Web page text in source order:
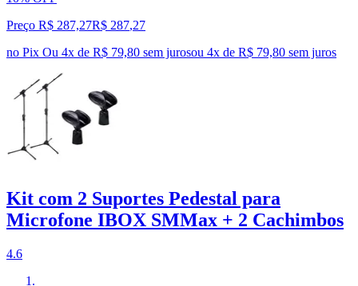
Preço R$ 287,27R$ 287,27
no Pix Ou 4x de R$ 79,80 sem jurosou 4x de R$ 79,80 sem juros
Kit com 2 Suportes Pedestal para
Microfone IBOX SMMax + 2 Cachimbos
4.6